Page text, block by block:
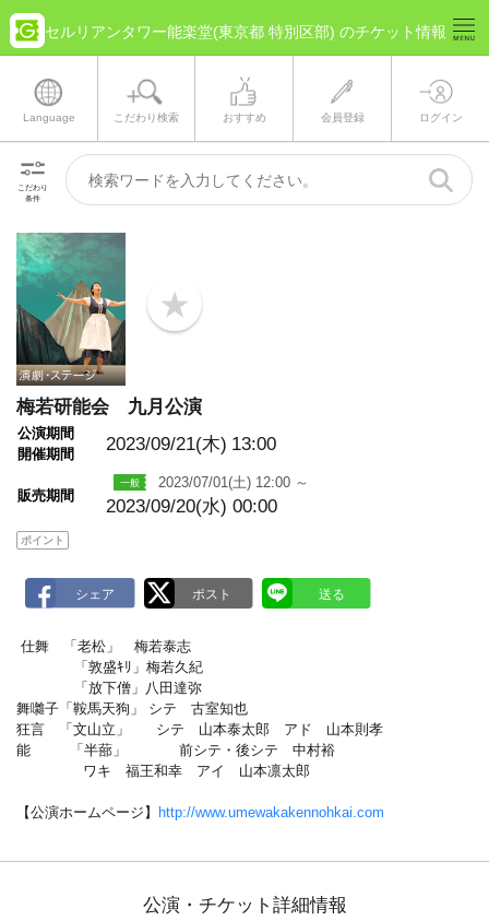
セルリアンタワー能楽堂(東京都 特別区部) のチケット情報
Language こだわり検索 おすすめ 会員登録 ログイン
こだわり
条件
b
o
a
r
梅若研能会 九月公演
公演期間
開催期間
2023/09/21(木) 13:00
販売期間
2023/07/01(土) 12:00 ～
2023/09/20(水) 00:00
ポイント
仕舞 「老松」 梅若泰志
「敦盛ｷﾘ」梅若久紀
「放下僧」八田達弥
舞囃子「鞍馬天狗」 シテ 古室知也
狂言 「文山立」 シテ 山本泰太郎 アド 山本則孝
能 「半蔀」 前シテ・後シテ 中村裕
ワキ 福王和幸 アイ 山本凛太郎
【公演ホームページ】 http://www.umewakakennohkai.com
公演・チケット詳細情報